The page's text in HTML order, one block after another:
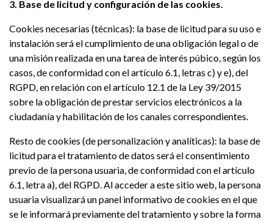
3. Base de licitud y configuración de las cookies.
Cookies necesarias (técnicas): la base de licitud para su uso e
instalación será el cumplimiento de una obligación legal o de
una misión realizada en una tarea de interés púbico, según los
casos, de conformidad con el artículo 6.1, letras c) y e), del
RGPD, en relación con el artículo 12.1 de la Ley 39/2015
sobre la obligación de prestar servicios electrónicos a la
ciudadanía y habilitación de los canales correspondientes.
Resto de cookies (de personalización y analíticas): la base de
licitud para el tratamiento de datos será el consentimiento
previo de la persona usuaria, de conformidad con el artículo
6.1, letra a), del RGPD. Al acceder a este sitio web, la persona
usuaria visualizará un panel informativo de cookies en el que
se le informará previamente del tratamiento y sobre la forma